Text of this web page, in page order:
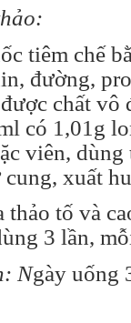
tiêm chế
đường,
chất vô
có 1,01g
viên,
xuất
thảo tố và
3 lần,
Ngày uống